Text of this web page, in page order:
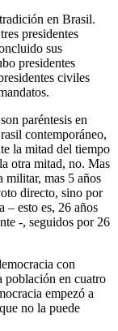
en Brasil.
presidentes
sus
presidentes
civiles
paréntesis en
contemporáneo,
la mitad del tiempo
otra mitad, no. Mas
militar, mas 5 años
directo, sino por
– esto es, 26 años
-, seguidos por 26
con
población en cuatro
empezó a
no la puede